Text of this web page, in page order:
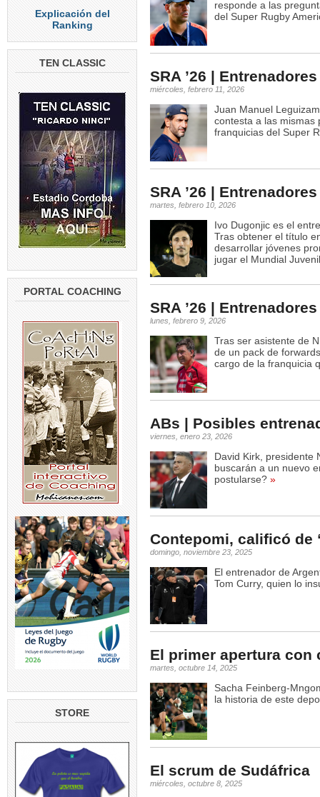
Explicación del
Ranking
TEN CLASSIC
PORTAL COACHING
STORE
responde a las
del Super Rugby
SRA ’26 |
miércoles, febrero 11, 2026
Juan Manuel
contesta a las mismas
franquicias del Super
SRA ’26 |
martes, febrero 10, 2026
Ivo Dugonjic es el
Tras obtener el título
desarrollar jóvenes
jugar el Mundial
SRA ’26 |
lunes, febrero 9, 2026
Tras ser asistente de
de un pack de
cargo de la franquicia
ABs | Posibles
viernes, enero 23, 2026
David Kirk, presidente
buscarán a un nuevo
postularse? »
Contepomi, calificó de
domingo, noviembre 23, 2025
El entrenador de
Tom Curry, quien lo
El primer apertura con
martes, octubre 14, 2025
Sacha Feinberg-
la historia de este
El scrum de Sudáfrica
miércoles, octubre 8, 2025